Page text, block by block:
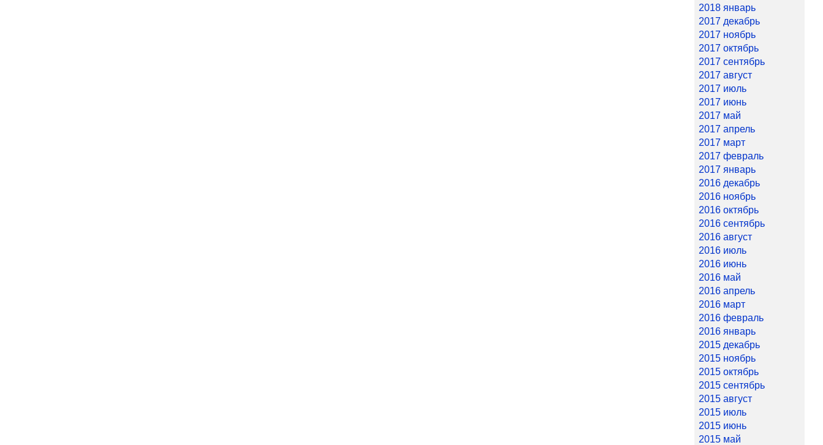
2018 январь
2017 декабрь
2017 ноябрь
2017 октябрь
2017 сентябрь
2017 август
2017 июль
2017 июнь
2017 май
2017 апрель
2017 март
2017 февраль
2017 январь
2016 декабрь
2016 ноябрь
2016 октябрь
2016 сентябрь
2016 август
2016 июль
2016 июнь
2016 май
2016 апрель
2016 март
2016 февраль
2016 январь
2015 декабрь
2015 ноябрь
2015 октябрь
2015 сентябрь
2015 август
2015 июль
2015 июнь
2015 май